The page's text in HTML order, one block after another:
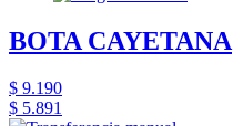
BOTA CAYETANA
$ 9.190
$ 5.891